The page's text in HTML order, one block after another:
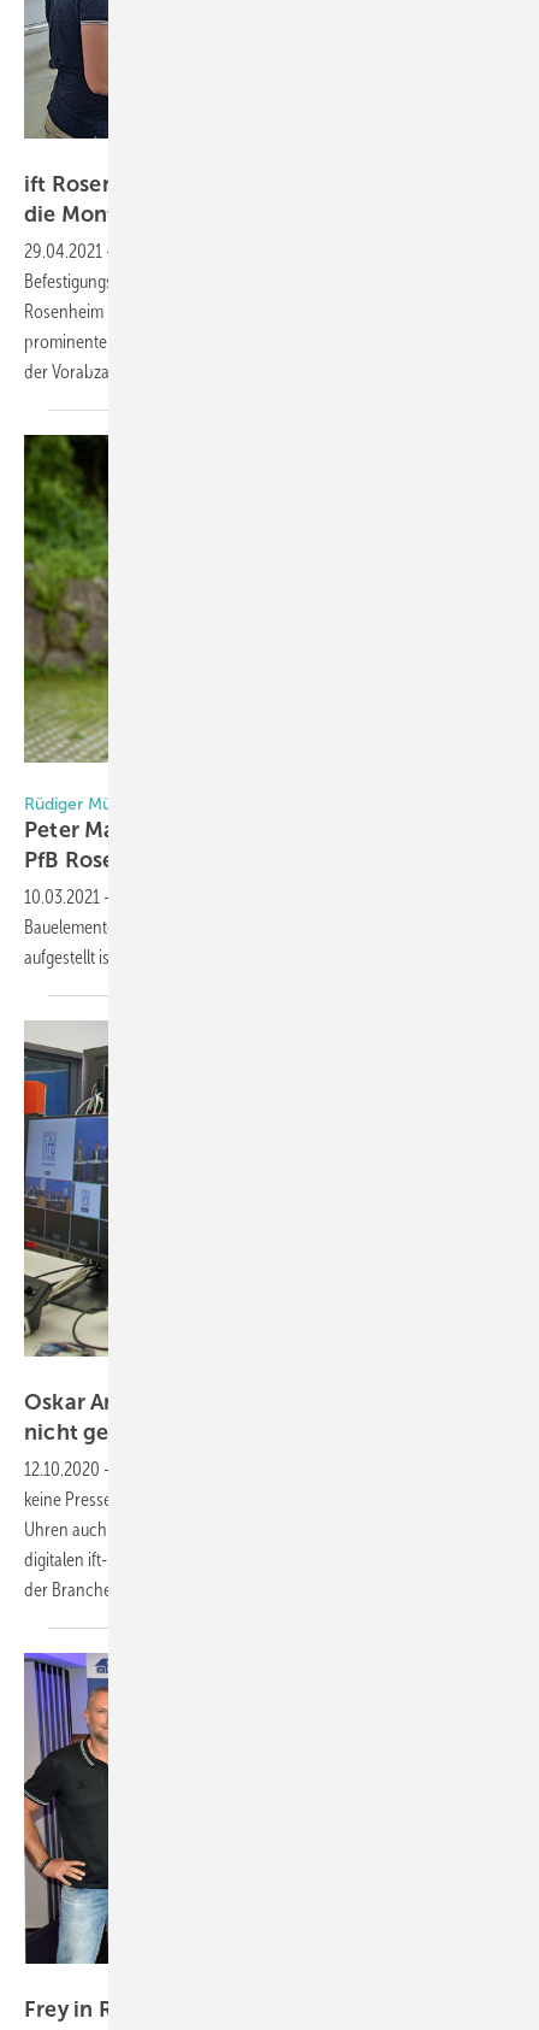
ift Rosenheim geht in den online-Dialog über
die Montage
29.04.2021 -
Befestigungs- und Abdichtungstechnik und Vorab-Zargen: Das ift
Rosenheim lädt zum ift-Expertentag „Montage“ (30. Juni) ein. Ein
prominenter Unternehmenschef wird dabei seine Erfahrungen mit
der Vorabzarge
Rüdiger Müller: Ein Leben für die Türentechnik
Peter Mayer übernimmt die Institutsleitung des
PfB Rosenheim
10.03.2021 -
Bauelemente an Prüfingenieur Peter Mayer. Wie das PfB jetzt
aufgestellt ist, was der umtriebige Rüdiger Müller alles bewegt
Oskar Anders: „Das ift ist in seiner Existenz
nichtgefährdet“
12.10.2020 -
keine Pressekonferenz im Kongresszentrum: In diesem Jahr ticken die
Uhren auch in Rosenheim anders und sind Corona-gesteuert. Auf der
digitalen ift-Pressekonferenz hat Vorstand Oskar Anders die Situation
der Branche und des Fensterinstitutes näher
Frey in Rosenheim: …und sie netzwerken